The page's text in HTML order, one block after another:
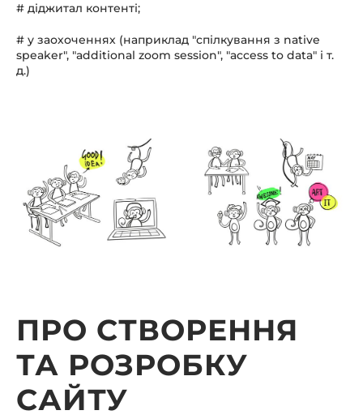
# діджитал контенті;
# у заохоченнях (наприклад "спілкування з native
speaker", "additional zoom session", "access to data" і т.
д.)
ПРО СТВОРЕННЯ
ТА РОЗРОБКУ
САЙТУ